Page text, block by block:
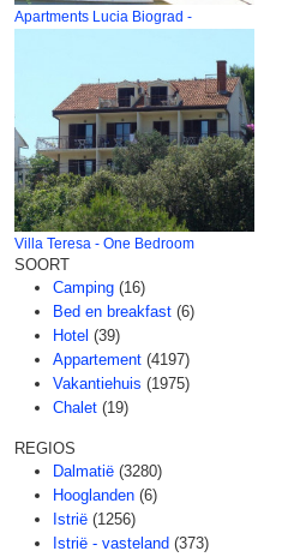
Apartments Lucia Biograd -
Villa Teresa - One Bedroom
SOORT
Camping (16)
Bed en breakfast (6)
Hotel (39)
Appartement (4197)
Vakantiehuis (1975)
Chalet (19)
REGIOS
Dalmatië (3280)
Hooglanden (6)
Istrië (1256)
Istrië - vasteland (373)